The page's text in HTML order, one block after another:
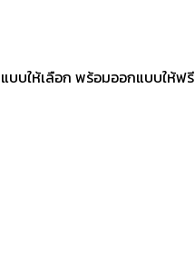
บบให้เลือก พร้อมออกแบบให้ฟรี